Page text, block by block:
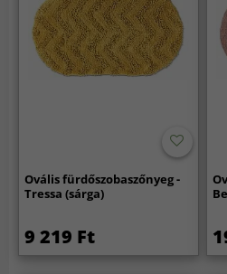
Ovális fürdőszobaszőnyeg -
Tressa (sárga)
9 219 Ft